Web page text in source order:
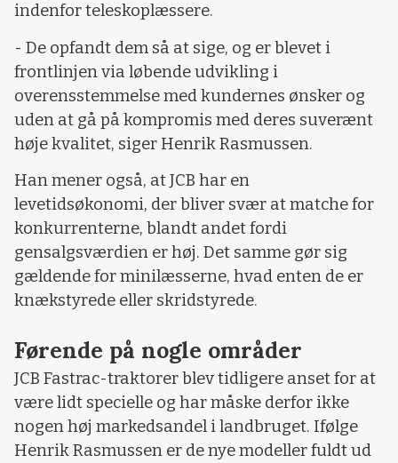
indenfor teleskoplæssere.
- De opfandt dem så at sige, og er blevet i
frontlinjen via løbende udvikling i
overensstemmelse med kundernes ønsker og
uden at gå på kompromis med deres suverænt
høje kvalitet, siger Henrik Rasmussen.
Han mener også, at JCB har en
levetidsøkonomi, der bliver svær at matche for
konkurrenterne, blandt andet fordi
gensalgsværdien er høj. Det samme gør sig
gældende for minilæsserne, hvad enten de er
knækstyrede eller skridstyrede.
Førende på nogle områder
JCB Fastrac-traktorer blev tidligere anset for at
være lidt specielle og har måske derfor ikke
nogen høj markedsandel i landbruget. Ifølge
Henrik Rasmussen er de nye modeller fuldt ud